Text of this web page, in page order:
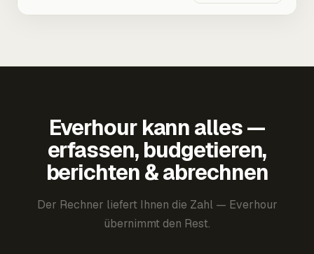
Everhour kann alles —
erfassen, budgetieren,
berichten & abrechnen
Der Rechner liefert Ihnen die Zahl — Everhour
übernimmt den Rest.